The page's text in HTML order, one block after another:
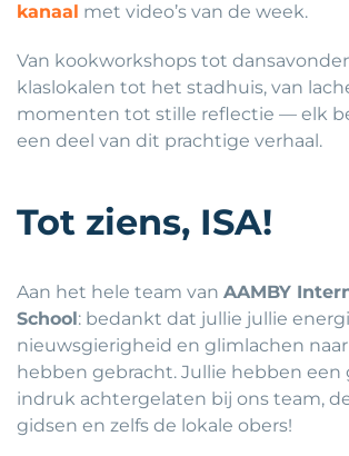
kanaal met video’s van de week.
Van kookworkshops tot
klaslokalen tot het stadhuis, van
momenten tot stille reflectie — elk
een deel van dit prachtige verhaal.
Tot ziens, ISA!
Aan het hele team van AAMBY
School : bedankt dat jullie jullie
nieuwsgierigheid en glimlachen
hebben gebracht. Jullie hebben een
indruk achtergelaten bij ons team,
gidsen en zelfs de lokale obers!